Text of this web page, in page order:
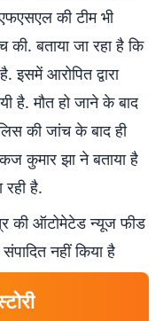
की टीम भी
बताया जा रहा है कि
इसमें आरोपित द्वारा
है. मौत हो जाने के बाद
की जांच के बाद ही
कुमार झा ने बताया है
है.
की ऑटोमेटेड न्यूज फीड
नहीं किया है